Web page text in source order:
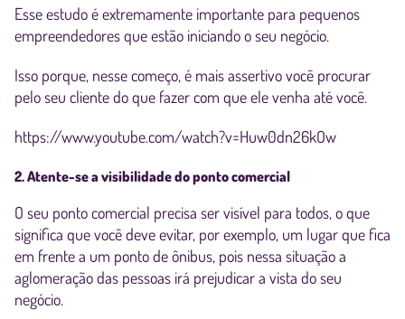
Esse estudo é extremamente importante para pequenos
empreendedores que estão iniciando o seu negócio.
Isso porque, nesse começo, é mais assertivo você procurar
pelo seu cliente do que fazer com que ele venha até você.
https://www.youtube.com/watch?v=Huw0dn26kOw
2. Atente-se a visibilidade do ponto comercial
O seu ponto comercial precisa ser visível para todos, o que
significa que você deve evitar, por exemplo, um lugar que fica
em frente a um ponto de ônibus, pois nessa situação a
aglomeração das pessoas irá prejudicar a vista do seu
negócio.